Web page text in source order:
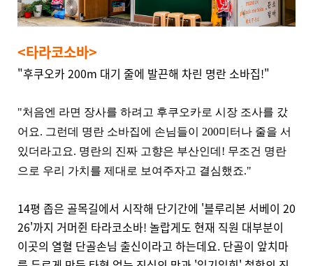
<타라코소바>
"후쿠오카 200m 대기 줄에 발끈해 차린 명란 소바집!"
"처음엔 라면 장사를 하려고 후쿠오카로 시장 조사를 갔
어요. 그런데 명란 소바집에 손님들이 200미터나 줄을 서
있더라고요. 명란의 진짜 고향은 부산인데! 무조건 명란
으로 우리 가치를 제대로 보여주자고 결심했죠."
14평 좁은 골목길에서 시작해 단기간에 '블루리본 서베이 20
26'까지 거머쥔 타라코소바! 놀랍게도 현재 직원 대부분이
이곳의 열혈 단골손님 출신이라고 하는데요. 단골이 앞치마